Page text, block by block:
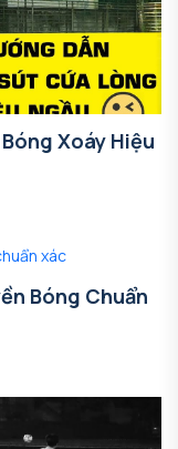
Xoáy Hiệu
Bóng Chuẩn